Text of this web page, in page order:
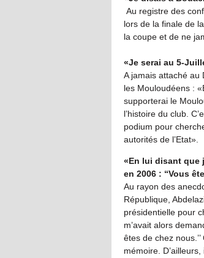
Au registre des
lors de la finale de
la coupe et de ne
«Je serai au 5-
A jamais attaché au
les Mouloudéens :
supporterai le
l’histoire du club.
podium pour
autorités de l’Etat».
«En lui disant que
en 2006 : ‘‘Vous
Au rayon des
République,
présidentielle pour
m’avait alors
êtes de chez
mémoire.